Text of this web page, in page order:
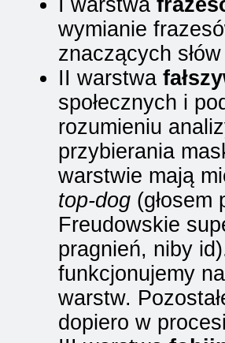
I warstwa
wymianie
znaczących
II warstwa
społecznych i
rozumieniu
przybierania
warstwie mają
top-dog (głosem
Freudowskie
pragnień, niby
funkcjonujemy
warstw.
dopiero w